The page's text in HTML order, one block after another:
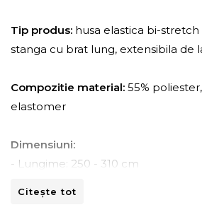
Tip produs: husa elastica bi-
stanga cu brat lung, extensibila de
Compozitie material: 55%
elastomer
Dimensiuni:
- Lungime: 250 - 310 cm
- Inaltime: 80 -110 cm
Citește tot